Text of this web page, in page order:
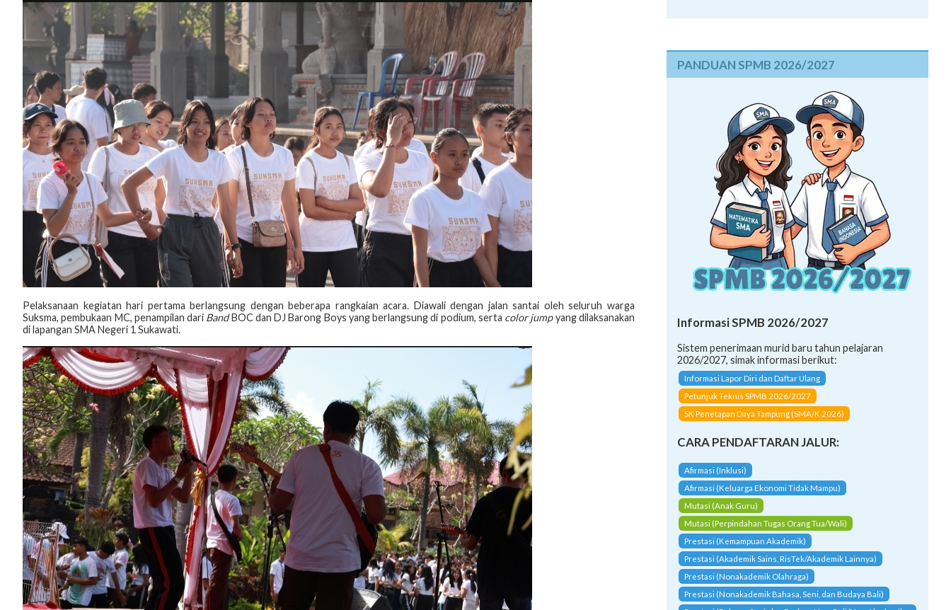
Pelaksanaan kegiatan hari pertama berlangsung dengan beberapa rangkaian acara. Diawali dengan jalan santai oleh seluruh warga
Suksma, pembukaan MC, penampilan dari BandBOC dan DJ Barong Boys yang berlangsung di podium, serta color jumpyang dilaksanakan
di lapangan SMA Negeri 1 Sukawati.
PANDUAN SPMB 2026/2027
Informasi SPMB 2026/2027
Sistem penerimaan murid baru tahun pelajaran
2026/2027, simak informasi berikut:
Informasi Lapor Diri dan Daftar Ulang
Petunjuk Teknis SPMB 2026/2027
SK Penetapan Daya Tampung (SMA/K 2026)
CARA PENDAFTARAN JALUR:
Afirmasi (Inklusi)
Afirmasi (Keluarga Ekonomi Tidak Mampu)
Mutasi (Anak Guru)
Mutasi (Perpindahan Tugas Orang Tua/Wali)
Prestasi (Kemampuan Akademik)
Prestasi (Akademik Sains, RisTek/Akademik Lainnya)
Prestasi (Nonakademik Olahraga)
Prestasi (Nonakademik Bahasa, Seni, dan Budaya Bali)